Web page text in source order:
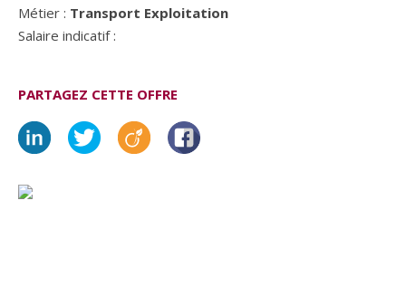
Métier : Transport Exploitation
Salaire indicatif :
PARTAGEZ CETTE OFFRE